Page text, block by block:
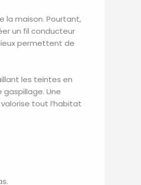
la maison. Pourtant,
un fil conducteur
permettent de
les teintes en
gaspillage. Une
tout l’habitat